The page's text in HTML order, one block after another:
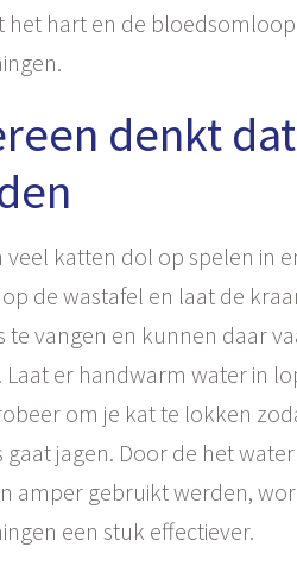
het hart en de
denkt
veel katten dol op spelen in
de wastafel en laat de
te vangen en kunnen daar
Laat er handwarm water in
om je kat te lokken
gaat jagen. Door de het
amper gebruikt werden,
een stuk effectiever.